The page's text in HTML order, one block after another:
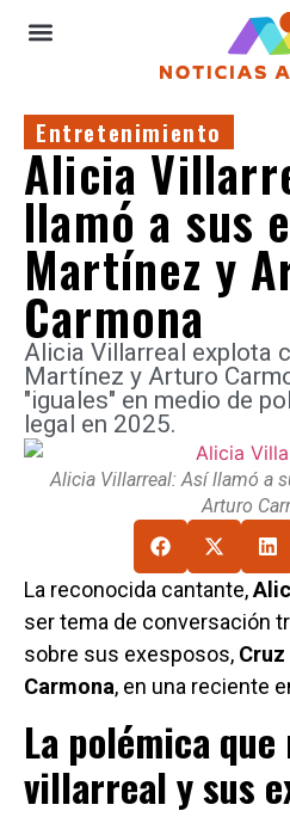
Entretenimiento
Alicia
llamó a sus
Martínez y
Carmona
Alicia Villarreal explota
Martínez y Arturo
"iguales" en medio de
legal en 2025.
Alicia Villarreal: Así llamó a
Arturo
La reconocida cantante,
ser tema de conversación
sobre sus exesposos,
Carmona, en una reciente
La polémica
villarreal y sus